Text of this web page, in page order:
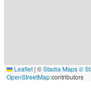
Leaflet | ©Stadia Maps©
OpenStreetMapcontributors